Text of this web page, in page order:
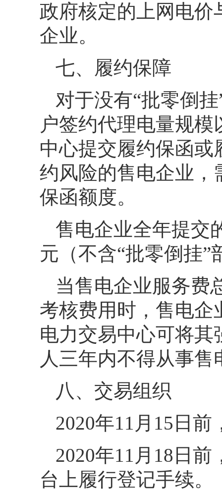
政府核定的上网电
企业。
七、履约保障
对于没有“批零倒
户签约代理电量规
中心提交履约保函或
约风险的售电企业，
保函额度。
售电企业全年提交
元（不含“批零倒挂
当售电企业服务费
考核费用时，售电
电力交易中心可将
人三年内不得从事售
八、交易组织
2020年11月15日
2020年11月18日
台上履行登记手续。